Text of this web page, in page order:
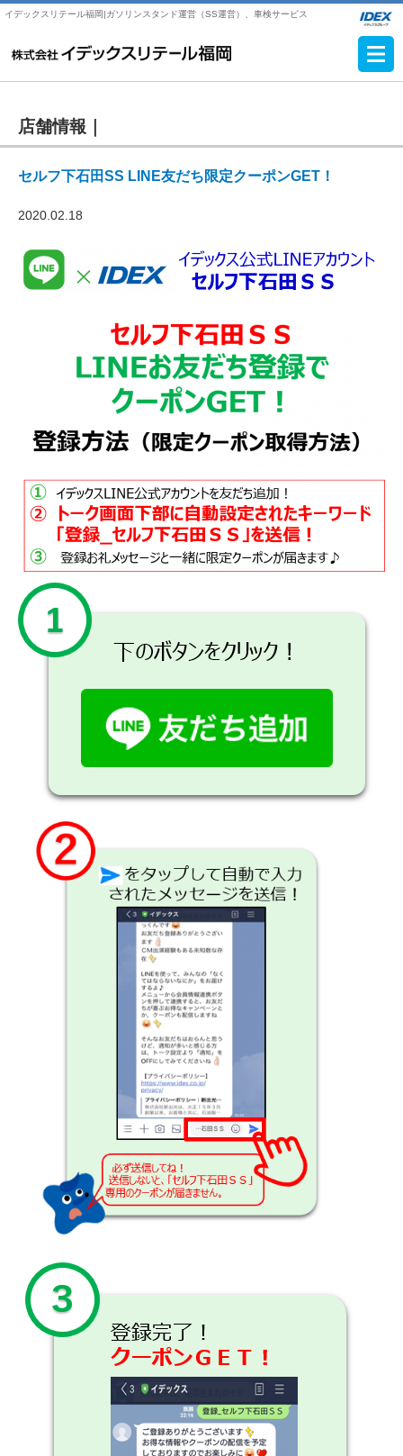
イデックスリテール福岡|ガソリンスタンド運営（SS運営）、車検サービス
店舗情報｜
セルフ下石田SS LINE友だち限定クーポンGET！
2020.02.18